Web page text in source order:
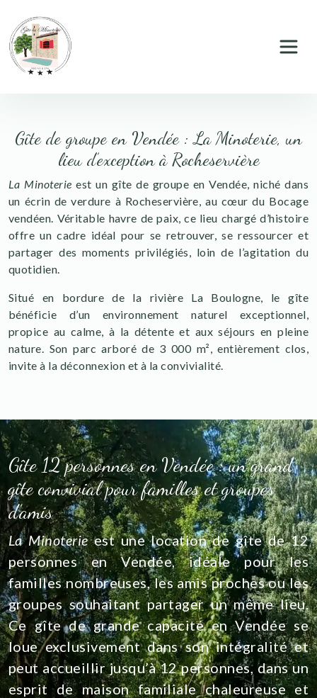
Gîte de groupe en Vendée : La Minoterie, un
lieu d’exception à Rocheservière
La Minoterie est un gîte de groupe en Vendée, niché dans
un écrin de verdure à Rocheservière, au cœur du Bocage
vendéen. Véritable havre de paix, ce lieu chargé d’histoire
offre un cadre idéal pour se retrouver, se ressourcer et
partager des moments privilégiés, loin de l’agitation du
quotidien.
Situé en bordure de la rivière La Boulogne, le gîte
bénéficie d’un environnement naturel exceptionnel,
propice au calme, à la détente et aux séjours en pleine
nature. Son parc arboré de 3 000 m², entièrement clos,
invite à la déconnexion et à la convivialité.
Gîte 12 personnes en Vendée : un grand
gîte convivial pour familles et groupes
d’amis
La Minoterieest une location de gîte de 12
personnes en Vendée, idéale pour les
familles nombreuses, les amis proches ou les
groupes souhaitant partager un même lieu.
Ce gîte de grande capacité en Vendée se
loue exclusivement dans son intégralité et
peut accueillir jusqu’à 12 personnes, dans un
esprit de maison familiale chaleureuse et